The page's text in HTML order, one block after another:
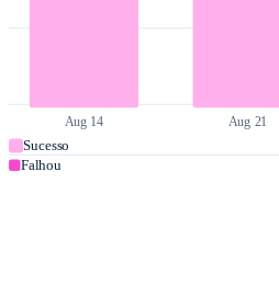
Aug 14 Aug 21
Sucesso
Falhou